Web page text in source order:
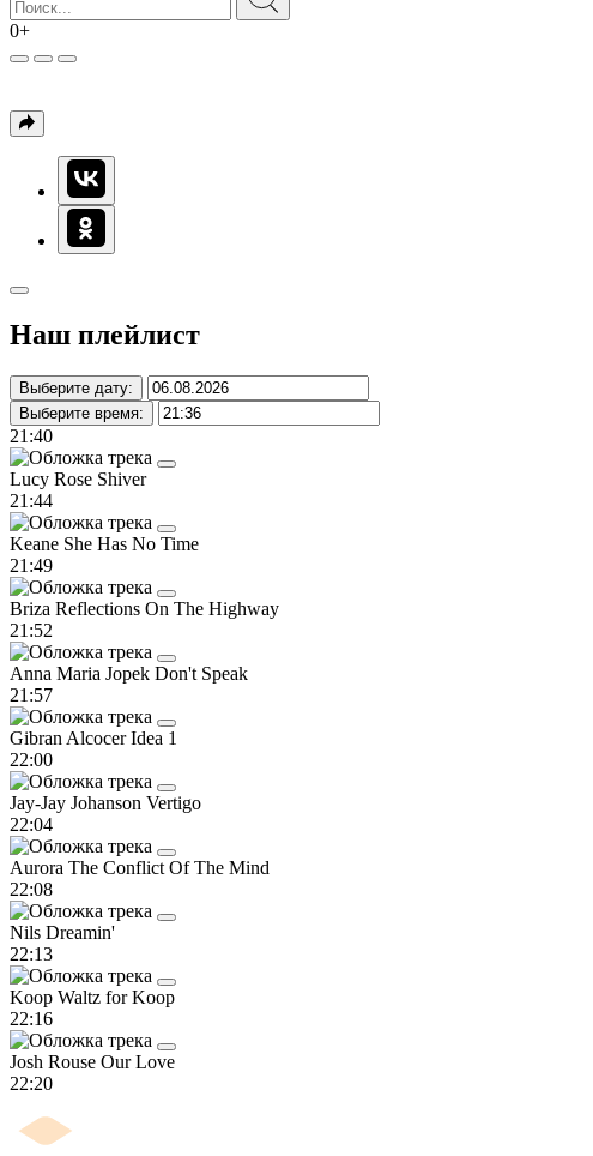
0+
Наш плейлист
Выберите дату:
Выберите время:
21:40
Lucy Rose Shiver
21:44
Keane She Has No Time
21:49
Briza Reflections On The Highway
21:52
Anna Maria Jopek Don't Speak
21:57
Gibran AlcocerIdea 1
22:00
Jay-Jay Johanson Vertigo
22:04
Aurora The Conflict Of The Mind
22:08
Nils Dreamin'
22:13
Koop Waltz for Koop
22:16
Josh Rouse Our Love
22:20